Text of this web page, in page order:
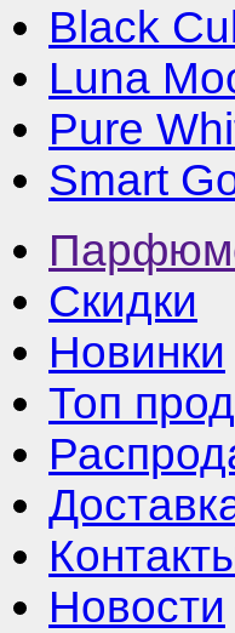
Black
Luna
Pure
Smart
Скидки
Новинки
Топ
Новости